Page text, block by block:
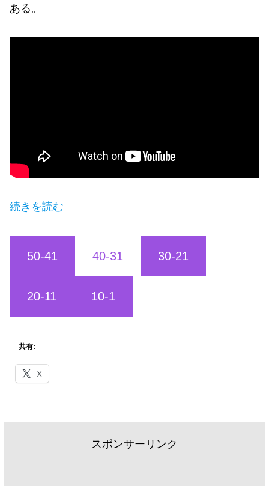
ある。
続きを読む
50-41 40-31 30-21
20-11 10-1
共有:
X
スポンサーリンク